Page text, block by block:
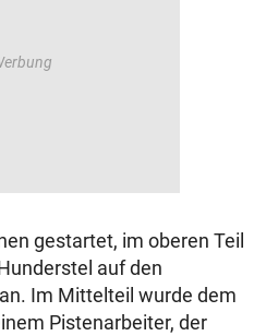
gestartet, im oberen Teil
auf den
Im Mittelteil wurde dem
Pistenarbeiter, der